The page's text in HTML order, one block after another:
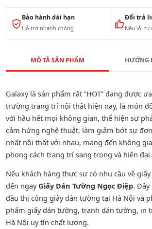
Bảo hành dài hạn
Hỗ trợ nhanh chóng
Đổi trả
Nếu lỗi từ
MÔ TẢ SẢN PHẨM HƯỚNG
Galaxy là sản phẩm rất “HOT” đang được
trường trang trí nội thất hiện nay, là món
với hầu hết mọi không gian, thể hiện sự
cảm hứng nghệ thuật, làm giảm bớt sự
nhất nội thất với nhau, mang đến không
phong cách trang trí sang trọng và hiện đại.
Nếu khách hàng thực sự có nhu cầu về
đến ngayGiấy Dán Tường Ngọc Điệp. Đây
đầu thị công giấy dán tường tại Hà Nội và
phẩm giấy dán tường, tranh dán tường, in
Hà Nội uy tín chất lượng.